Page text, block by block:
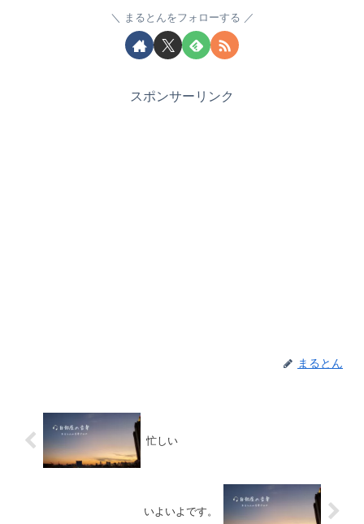
まるとんをフォローする
スポンサーリンク
まるとん
忙しい
いよいよです。